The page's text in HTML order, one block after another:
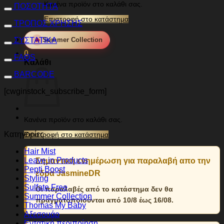
Κανένα προϊόν στο καλάθι σας.
Επιστροφή στο κατάστημα
🔥 Summer Collection
0
Καλάθι
Κανένα προϊόν στο καλάθι σας.
Επιστροφή στο κατάστημα
Σημαντική ενημέρωση για παραλαβή απο την
εδρα JasmineDR
Οι παραλαβές από το κατάστημα δεν θα
πραγματοποιούνται από 10/8 έως 16/08.
ΠΟΣΟΤΗΤΑ
ΤΡΟΠΟΣ ΧΡΗΣΗΣ
ΣΥΣΤΑΤΙΚΑ
FAQS
BARCODE
[cwginstock_subscribe_form]
Κατηγορίες
Hair Mist
Leave in Products
Pepti Boost
Styling
Sulfate Free
Summer Collection
Thomas My Baby
Αξεσουάρ